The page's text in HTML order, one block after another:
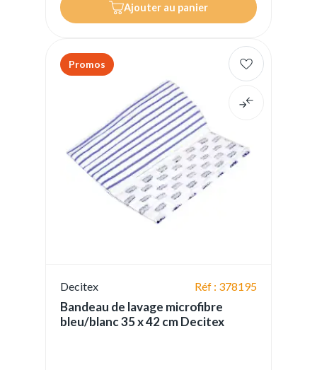
Ajouter au panier
Promos
Decitex Réf : 378195
Bandeau de lavage microfibre
bleu/blanc 35 x 42 cm Decitex